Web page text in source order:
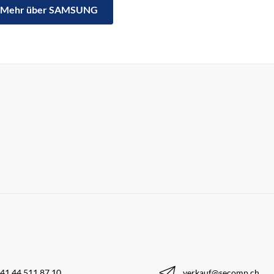
Mehr über SAMSUNG